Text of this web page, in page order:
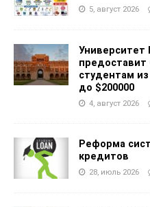
5, август 2026
Университет
предоставит
студентам
до $200000
4, август 2026
Реформа
кредитов
28, июль 2026